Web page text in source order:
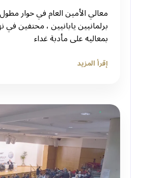
‏معالي الأمين العام في حوار
برلمانيين يابانيين ، محتفين في
بمعاليه على مأدبة غداء
إقرأ المزيد